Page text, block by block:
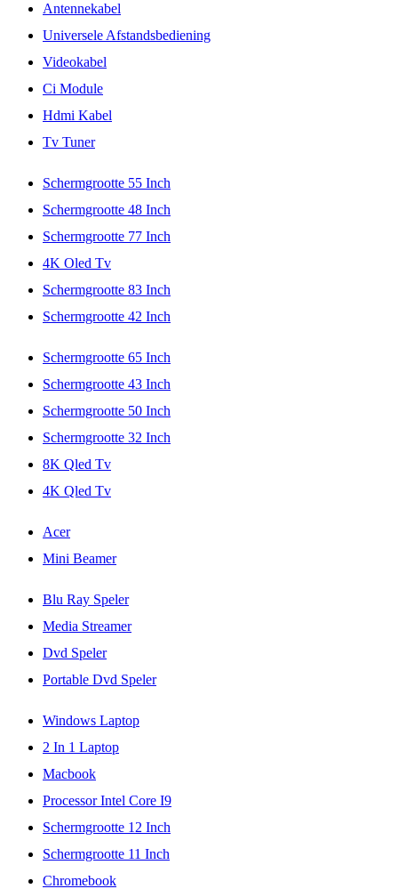
Antennekabel
Universele Afstandsbediening
Videokabel
Ci Module
Hdmi Kabel
Tv Tuner
Schermgrootte 55 Inch
Schermgrootte 48 Inch
Schermgrootte 77 Inch
4K Oled Tv
Schermgrootte 83 Inch
Schermgrootte 42 Inch
Schermgrootte 65 Inch
Schermgrootte 43 Inch
Schermgrootte 50 Inch
Schermgrootte 32 Inch
8K Qled Tv
4K Qled Tv
Acer
Mini Beamer
Blu Ray Speler
Media Streamer
Dvd Speler
Portable Dvd Speler
Windows Laptop
2 In 1 Laptop
Macbook
Processor Intel Core I9
Schermgrootte 12 Inch
Schermgrootte 11 Inch
Chromebook